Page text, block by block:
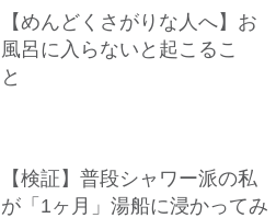
【めんどくさがりな人へ】お
風呂に入らないと起こるこ
と
【検証】普段シャワー派の私
が「1ヶ月」湯船に浸かってみ